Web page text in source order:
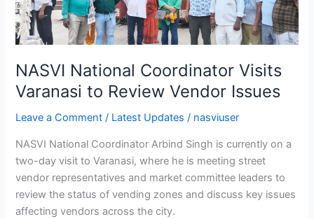
NASVI National Coordinator Visits
Varanasi to Review Vendor Issues
Leave a Comment / Latest Updates / nasviuser
NASVI National Coordinator Arbind Singh is currently on a
two-day visit to Varanasi, where he is meeting street
vendor representatives and market committee leaders to
review the status of vending zones and discuss key issues
affecting vendors across the city.
to
Review
Vendor